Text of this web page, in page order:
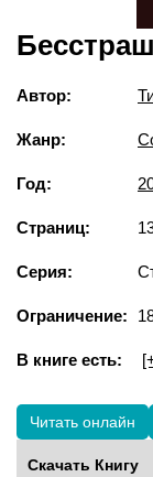
Автор:
Жанр:
Год:
Страниц:
Серия:
Ограничение:
В книге есть:
Читать онлайн
Скачать Книгу